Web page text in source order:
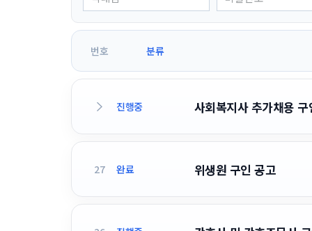
번호 분류
진행중 사회복지사 추가채용 구
27 완료 위생원 구인 공고